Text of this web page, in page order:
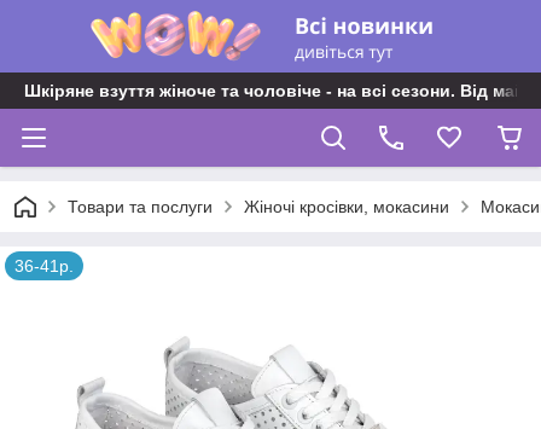
Шкіряне взуття жіноче та чоловіче - на всі сезони. Від
Товари та послуги Жіночі кросівки, мокасини
36-41р.